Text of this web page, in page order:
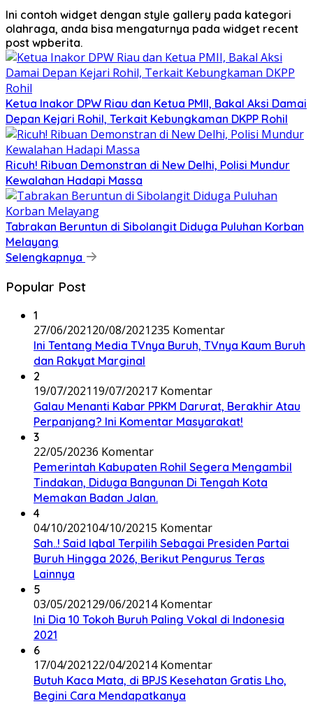
Ini contoh widget dengan style gallery pada kategori
olahraga, anda bisa mengaturnya pada widget recent
post wpberita.
Ketua Inakor DPW Riau dan Ketua PMII, Bakal Aksi Damai
Depan Kejari Rohil, Terkait Kebungkaman DKPP Rohil
Ricuh! Ribuan Demonstran di New Delhi, Polisi Mundur
Kewalahan Hadapi Massa
Tabrakan Beruntun di Sibolangit Diduga Puluhan Korban
Melayang
Selengkapnya
Popular Post
1
27/06/202120/08/2021235 Komentar
Ini Tentang Media TVnya Buruh, TVnya Kaum Buruh
dan Rakyat Marginal
2
19/07/2021 19/07/20217 Komentar
Galau Menanti Kabar PPKM Darurat, Berakhir Atau
Perpanjang? Ini Komentar Masyarakat!
3
22/05/20236 Komentar
Pemerintah Kabupaten Rohil Segera Mengambil
Tindakan, Diduga Bangunan Di Tengah Kota
Memakan Badan Jalan.
4
04/10/202104/10/20215 Komentar
Sah..! Said Iqbal Terpilih Sebagai Presiden Partai
Buruh Hingga 2026, Berikut Pengurus Teras
Lainnya
5
03/05/202129/06/20214 Komentar
Ini Dia 10 Tokoh Buruh Paling Vokal di Indonesia
2021
6
17/04/202122/04/20214 Komentar
Butuh Kaca Mata, di BPJS Kesehatan Gratis Lho,
Begini Cara Mendapatkanya